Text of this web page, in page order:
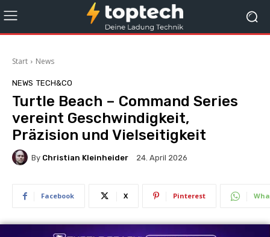
Start News
NEWS TECH&CO
Turtle Beach – Command Series
vereint Geschwindigkeit,
Präzision und Vielseitigkeit
By Christian Kleinheider 24. April 2026
Facebook X Pinterest